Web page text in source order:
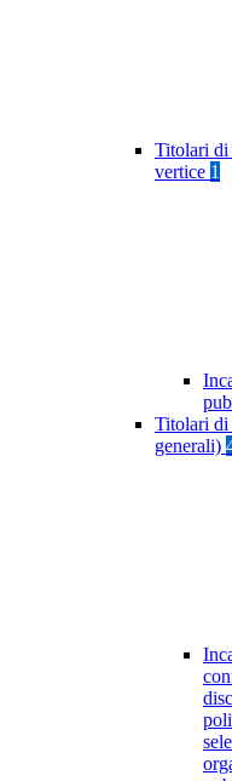
Titolari di
vertice 1
Titolari di
generali)